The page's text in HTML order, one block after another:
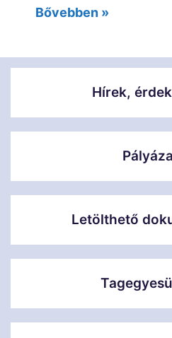
Bővebben »
Hírek,
Letölthető